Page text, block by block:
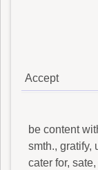
Accept
be content
smth., gratify,
cater for,